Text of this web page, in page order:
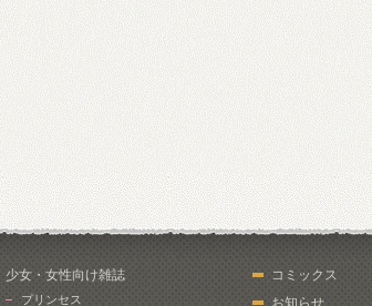
少女・女性向け雑誌
プリンセス
コミックス
お知らせ